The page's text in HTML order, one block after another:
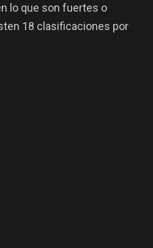
lo que son fuertes o
18 clasificaciones por